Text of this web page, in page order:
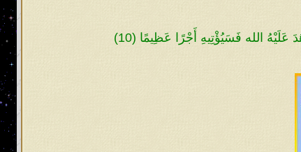
ظاهر المُتشابه إلا من في قلبه
الموضوع المخالف لمُحكم
اسم لهم ولا يتعاملون به، ومن
إلا بدراسة منطق لفظه ومخارج
عُلماء المُسلمين عن الصراط
وحتى نسيَ المُسلمون ما ذكِّروا به
ومن ثمّ يبعث الله إليهم الإمام
الله فَسَيُؤْتِيهِ أَجْرًا عَظِيمًا (10)